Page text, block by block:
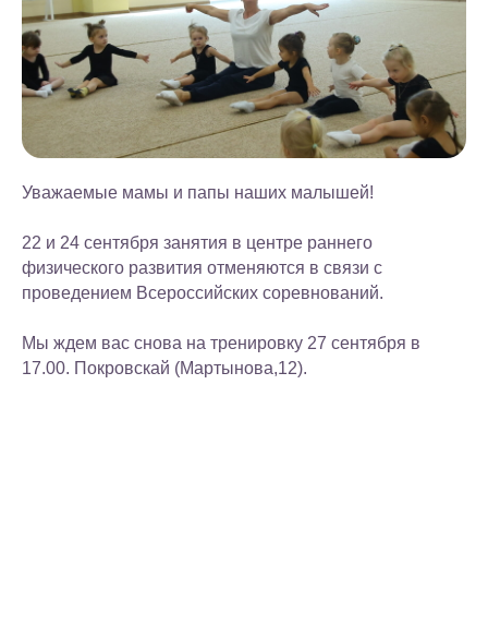
Уважаемые мамы и папы наших малышей!
22 и 24 сентября занятия в центре раннего
физического развития отменяются в связи с
проведением Всероссийских соревнований.
Мы ждем вас снова на тренировку 27 сентября в
17.00. Покровскай (Мартынова,12).